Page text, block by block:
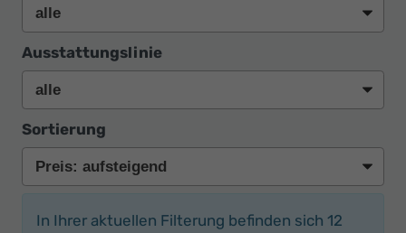
Ausstattungslinie
Sortierung
In Ihrer aktuellen Filterung befinden sich 12